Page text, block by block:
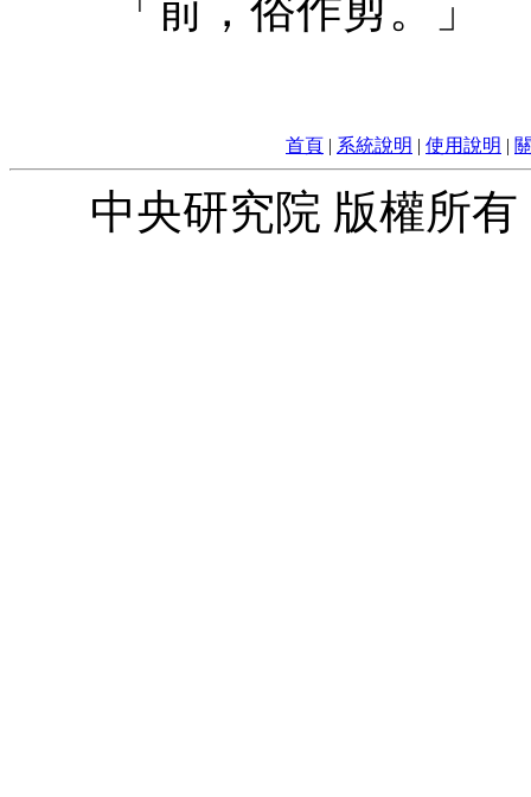
首頁 | 系統說明 | 使用說明 |
中央研究院 版權所有